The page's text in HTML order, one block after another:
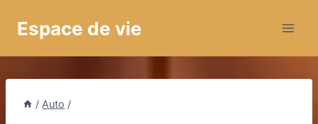
Espace de vie
/ Auto /